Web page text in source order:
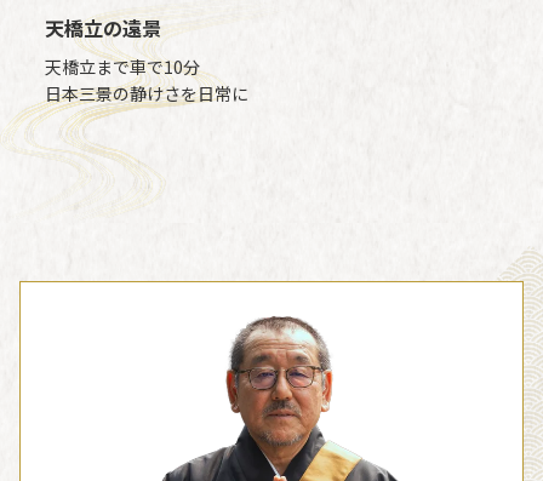
天橋立の遠景
天橋立まで車で10分
日本三景の静けさを日常に